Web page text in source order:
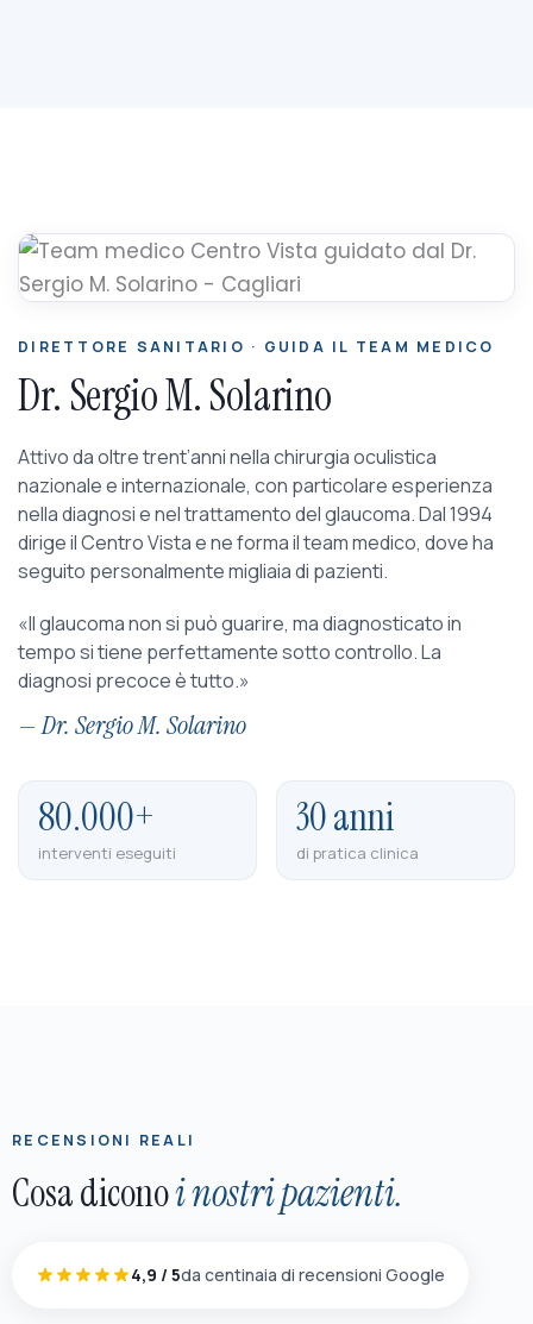
DIRETTORE SANITARIO · GUIDA IL TEAM MEDICO
Dr. Sergio M. Solarino
Attivo da oltre trent’anni nella chirurgia oculistica
nazionale e internazionale, con particolare esperienza
nella diagnosi e nel trattamento del glaucoma. Dal 1994
dirige il Centro Vista e ne forma il team medico, dove ha
seguito personalmente migliaia di pazienti.
«Il glaucoma non si può guarire, ma diagnosticato in
tempo si tiene perfettamente sotto controllo. La
diagnosi precoce è tutto.»
— Dr. Sergio M. Solarino
80.000+
interventi eseguiti
30 anni
di pratica clinica
RECENSIONI REALI
Cosa diconoi nostri pazienti.
4,9 / 5da centinaia di recensioni Google